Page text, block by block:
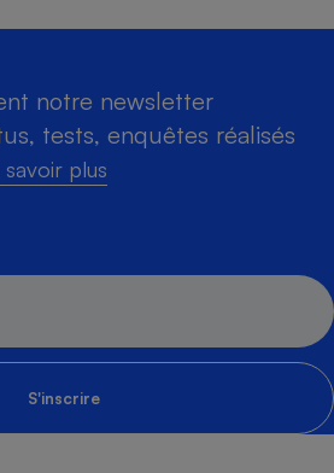
notre newsletter
tests, enquêtes réalisés
savoir plus
S'inscrire